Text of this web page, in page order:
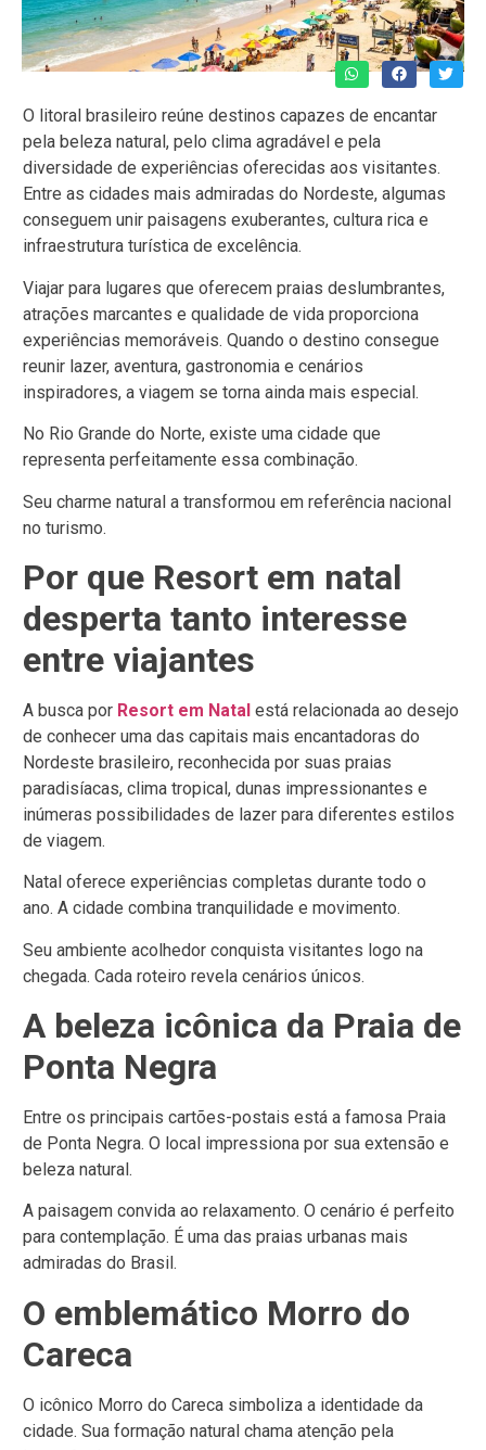
O litoral brasileiro reúne destinos capazes de encantar
pela beleza natural, pelo clima agradável e pela
diversidade de experiências oferecidas aos visitantes.
Entre as cidades mais admiradas do Nordeste, algumas
conseguem unir paisagens exuberantes, cultura rica e
infraestrutura turística de excelência.
Viajar para lugares que oferecem praias deslumbrantes,
atrações marcantes e qualidade de vida proporciona
experiências memoráveis. Quando o destino consegue
reunir lazer, aventura, gastronomia e cenários
inspiradores, a viagem se torna ainda mais especial.
No Rio Grande do Norte, existe uma cidade que
representa perfeitamente essa combinação.
Seu charme natural a transformou em referência nacional
no turismo.
Por que Resort em natal
desperta tanto interesse
entre viajantes
A busca por Resort em Natal está relacionada ao desejo
de conhecer uma das capitais mais encantadoras do
Nordeste brasileiro, reconhecida por suas praias
paradisíacas, clima tropical, dunas impressionantes e
inúmeras possibilidades de lazer para diferentes estilos
de viagem.
Natal oferece experiências completas durante todo o
ano. A cidade combina tranquilidade e movimento.
Seu ambiente acolhedor conquista visitantes logo na
chegada. Cada roteiro revela cenários únicos.
A beleza icônica da Praia de
Ponta Negra
Entre os principais cartões-postais está a famosa Praia
de Ponta Negra. O local impressiona por sua extensão e
beleza natural.
A paisagem convida ao relaxamento. O cenário é perfeito
para contemplação. É uma das praias urbanas mais
admiradas do Brasil.
O emblemático Morro do
Careca
O icônico Morro do Careca simboliza a identidade da
cidade. Sua formação natural chama atenção pela